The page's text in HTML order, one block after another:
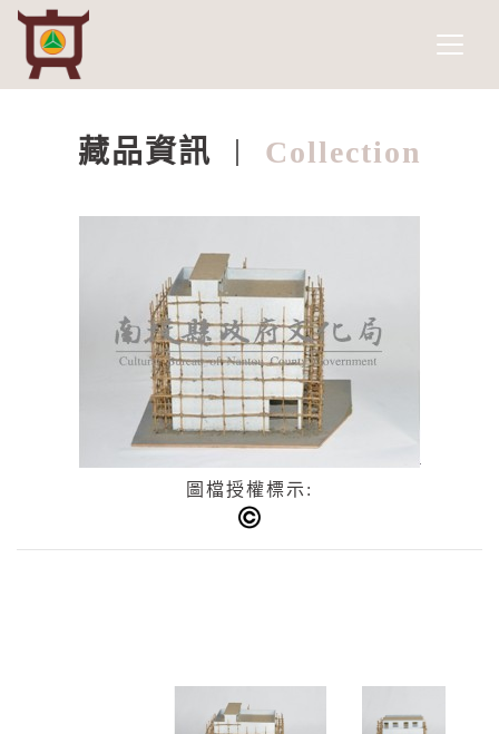
南投縣政府文化局
網頁導覽
藏品資訊 Collection
圖檔授權標示: